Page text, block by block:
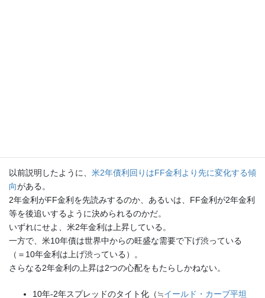
以前説明したように、 米2年債利回りはFF金利より先に変化する傾
向がある。
2年金利がFF金利を先読みするのか、あるいは、FF金利が2年金利
等を後追いするように決められるのかだ。
いずれにせよ、米2年金利は上昇している。
一方で、米10年債は世界中からの旺盛な需要で下げ渋っている
（＝10年金利は上げ渋っている）。
さらなる2年金利の上昇は2つの心配をもたらしかねない。
10年-2年スプレッドのタイト化（≒イールド・カーブ平坦